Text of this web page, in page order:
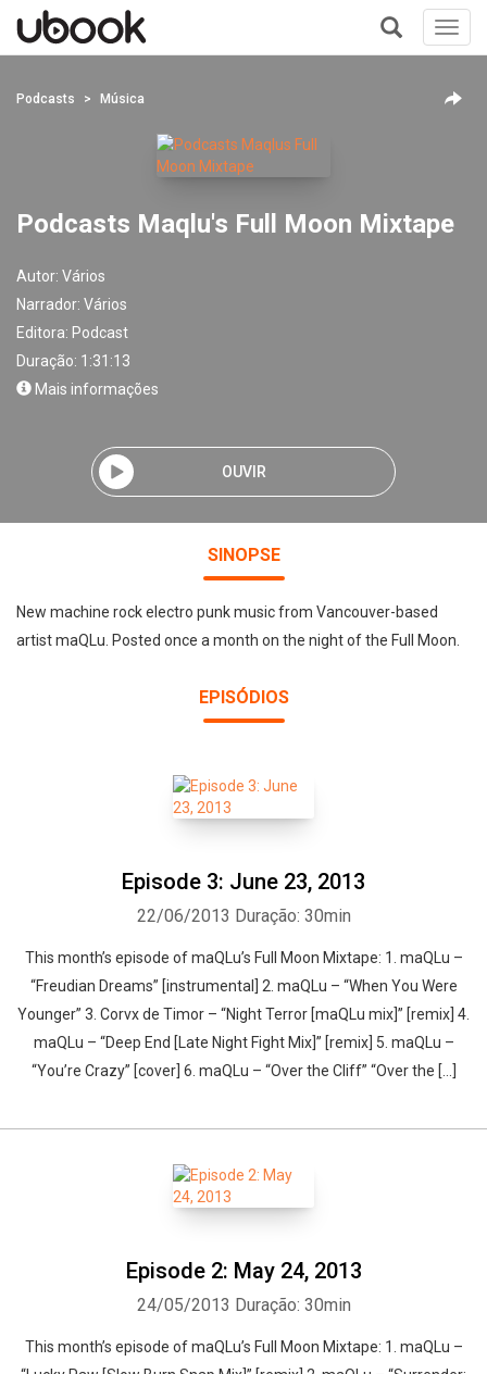
+
Podcasts Música
Podcasts Maqlu's Full Moon Mixtape
Autor: Vários
Narrador: Vários
Editora: Podcast
Duração: 1:31:13
Mais informações
OUVIR
SINOPSE
New machine rock electro punk music from Vancouver-based
artist maQLu. Posted once a month on the night of the Full Moon.
EPISÓDIOS
Episode 3: June 23, 2013
22/06/2013 Duração: 30min
This month’s episode of maQLu’s Full Moon Mixtape: 1. maQLu –
“Freudian Dreams” [instrumental] 2. maQLu – “When You Were
Younger” 3. Corvx de Timor – “Night Terror [maQLu mix]” [remix] 4.
maQLu – “Deep End [Late Night Fight Mix]” [remix] 5. maQLu –
“You’re Crazy” [cover] 6. maQLu – “Over the Cliff” “Over the […]
Episode 2: May 24, 2013
24/05/2013 Duração: 30min
This month’s episode of maQLu’s Full Moon Mixtape: 1. maQLu –